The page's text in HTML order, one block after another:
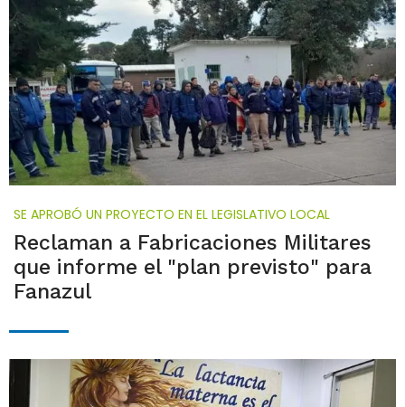
SE APROBÓ UN PROYECTO EN EL LEGISLATIVO LOCAL
Reclaman a Fabricaciones Militares
que informe el "plan previsto" para
Fanazul